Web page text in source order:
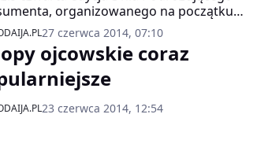
do dokumentów.
organizowanego na początku
urlopowego przez Europejskie Centrum
(ECK). Eksperci zalecają, by do
wyjazdu dobrze się przygotować –
się z prawami konsumenta,
podróży, czy właściwie oznaczyć
Pomoże to w uniknięciu wielu
sytuacji. Przy problemach w
27 czerwca 2014, 07:10
ojcowskie coraz
23 czerwca 2014, 12:54